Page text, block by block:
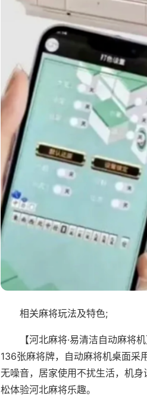
相关麻将玩法及特色;
【河北麻将·易清洁自动麻
136张麻将牌，自动麻将机桌面采
无噪音，居家使用不扰生活，机
松体验河北麻将乐趣。